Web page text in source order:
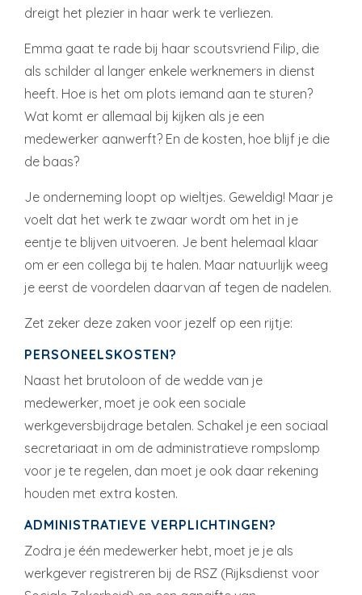
dreigt het plezier in haar werk te verliezen.
Emma gaat te rade bij haar scoutsvriend Filip, die
als schilder al langer enkele werknemers in dienst
heeft. Hoe is het om plots iemand aan te sturen?
Wat komt er allemaal bij kijken als je een
medewerker aanwerft? En de kosten, hoe blijf je die
de baas?
Je onderneming loopt op wieltjes. Geweldig! Maar je
voelt dat het werk te zwaar wordt om het in je
eentje te blijven uitvoeren. Je bent helemaal klaar
om er een collega bij te halen. Maar natuurlijk weeg
je eerst de voordelen daarvan af tegen de nadelen.
Zet zeker deze zaken voor jezelf op een rijtje:
PERSONEELSKOSTEN?
Naast het brutoloon of de wedde van je
medewerker, moet je ook een sociale
werkgeversbijdrage betalen. Schakel je een sociaal
secretariaat in om de administratieve rompslomp
voor je te regelen, dan moet je ook daar rekening
houden met extra kosten.
ADMINISTRATIEVE VERPLICHTINGEN?
Zodra je één medewerker hebt, moet je je als
werkgever registreren bij de RSZ (Rijksdienst voor